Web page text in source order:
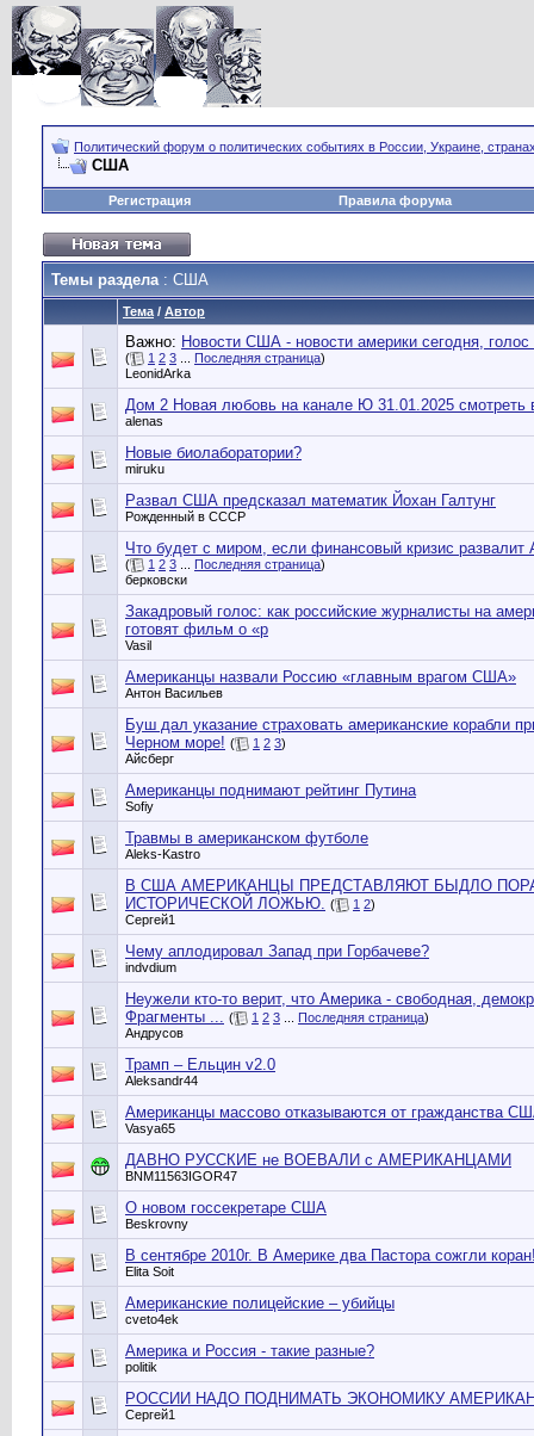
Политический форум о политических событиях в России, Украине,
США
Регистрация Правила форума
Темы раздела: США
Тема / Автор
Важно: Новости США - новости америки сегодня,
( 1 2 3 Последняя страница)
LeonidArka
Дом 2 Новая любовь на канале Ю 31.01.2025 смотреть
alenas
Новые биолаборатории?
miruku
Развал США предсказал математик Йохан Галтунг
Рожденный в СССР
Что будет с миром, если финансовый кризис развалит
( 1 2 3 Последняя страница)
берковски
Закадровый голос: как российские журналисты на
готовят фильм о «р
Vasil
Американцы назвали Россию «главным врагом США»
Антон Васильев
Буш дал указание страховать американские корабли
Черном море! ( 1 2 3)
Айсберг
Американцы поднимают рейтинг Путина
Sofiy
Травмы в американском футболе
Aleks-Kastro
В США АМЕРИКАНЦЫ ПРЕДСТАВЛЯЮТ БЫДЛО
ИСТОРИЧЕСКОЙ ЛОЖЬЮ. ( 1 2)
Сергей1
Чему аплодировал Запад при Горбачеве?
indvdium
Неужели кто-то верит, что Америка - свободная,
Фрагменты ... ( 1 2 3 Последняя страница)
Андрусов
Трамп – Ельцин v2.0
Aleksandr44
Американцы массово отказываются от гражданства
Vasya65
ДАВНО РУССКИЕ не ВОЕВАЛИ с АМЕРИКАНЦАМИ
BNM11563IGOR47
О новом госсекретаре США
Beskrovny
В сентябре 2010г. В Америке два Пастора сожгли
Elita Soit
Американские полицейские – убийцы
cveto4ek
Америка и Россия - такие разные?
politik
РОССИИ НАДО ПОДНИМАТЬ ЭКОНОМИКУ
Сергей1